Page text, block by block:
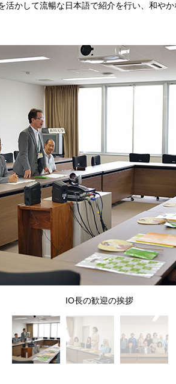
活かして流暢な日本語で紹介を行い、和や
IO長の歓迎の挨拶